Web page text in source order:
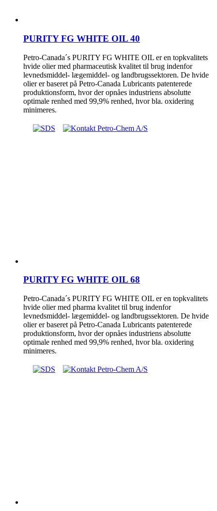
PURITY FG WHITE OIL 40
Petro-Canada´s PURITY FG WHITE OIL er en topkvalitets
hvide olier med pharmaceutisk kvalitet til brug indenfor
levnedsmiddel- lægemiddel- og landbrugssektoren. De hvide
olier er baseret på Petro-Canada Lubricants patenterede
produktionsform, hvor der opnåes industriens absolutte
optimale renhed med 99,9% renhed, hvor bla. oxidering
minimeres.
PURITY FG WHITE OIL 68
Petro-Canada´s PURITY FG WHITE OIL er en topkvalitets
hvide olier med pharma kvalitet til brug indenfor
levnedsmiddel- lægemiddel- og landbrugssektoren. De hvide
olier er baseret på Petro-Canada Lubricants patenterede
produktionsform, hvor der opnåes industriens absolutte
optimale renhed med 99,9% renhed, hvor bla. oxidering
minimeres.